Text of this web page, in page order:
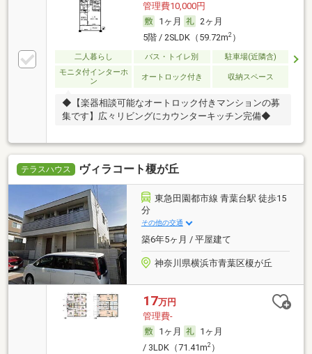
管理費10,000円
1ヶ月
2ヶ月
5階 / 2SLDK（59.72m2）
二人暮らし バス・トイレ別
駐車場(近隣含)
モニタ付インターホ
ン
オートロック付き 収納スペース
◆【楽器相談可能なオートロック付きマンションの募
集です】広々リビングにカウンターキッチン完備◆
テラスハウス ヴィラコート榎が丘
東急田園都市線 青葉台駅 徒歩15
分
その他の交通
築6年5ヶ月 / 平屋建て
神奈川県横浜市青葉区榎が丘
17万円
管理費-
1ヶ月
1ヶ月
/ 3LDK（71.41m2）